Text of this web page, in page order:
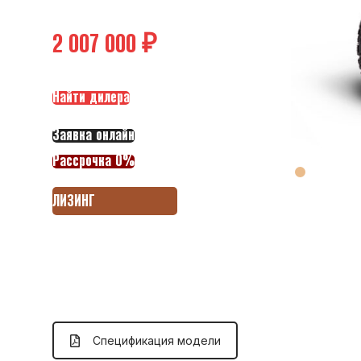
₽
Найти дилера
Заявка онлайн
Рассрочка 0%
ЛИЗИНГ
Спецификация модели